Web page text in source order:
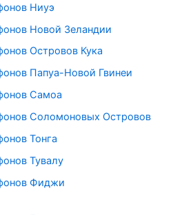
Ниуэ
Новой Зеландии
Островов Кука
Папуа-Новой Гвинеи
Самоа
Соломоновых Островов
Тонга
Тувалу
Фиджи